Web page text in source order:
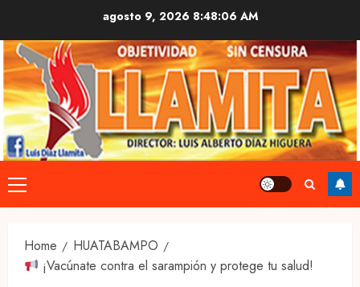
content
agosto 9, 2026 8:48:07 AM
Primary
Menu
Home
HUATABAMPO
¡Vacúnate contra el sarampión y protege tu salud!